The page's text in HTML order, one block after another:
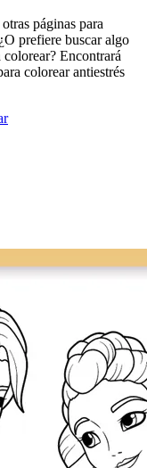
páginas para
prefiere buscar algo
colorear? Encontrará
colorear antiestrés